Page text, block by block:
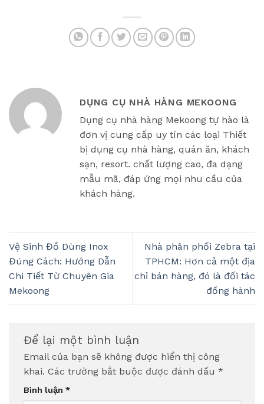
DỤNG CỤ NHÀ HÀNG MEKOONG
Dụng cụ nhà hàng Mekoong tự hào là
đơn vị cung cấp uy tín các loại Thiết
bị dụng cụ nhà hàng, quán ăn, khách
sạn, resort. chất lượng cao, đa dạng
mẫu mã, đáp ứng mọi nhu cầu của
khách hàng.
Vệ Sinh Đồ Dùng Inox
Đúng Cách: Hướng Dẫn
Chi Tiết Từ Chuyên Gia
Mekoong
Nhà phân phối Zebra tại
TPHCM: Hơn cả một địa
chỉ bán hàng, đó là đối tác
đồng hành
Để lại một bình luận
Email của bạn sẽ không được hiển thị công
khai. Các trường bắt buộc được đánh dấu *
Bình luận *